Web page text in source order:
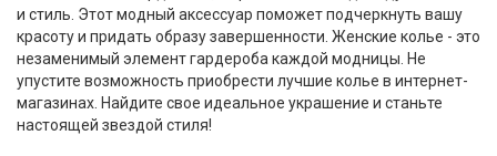
и стиль. Этот модный аксессуар поможет подчеркнуть вашу
красоту и придать образу завершенности. Женские колье - это
незаменимый элемент гардероба каждой модницы. Не
упустите возможность приобрести лучшие колье в интернет-
магазинах. Найдите свое идеальное украшение и станьте
настоящей звездой стиля!